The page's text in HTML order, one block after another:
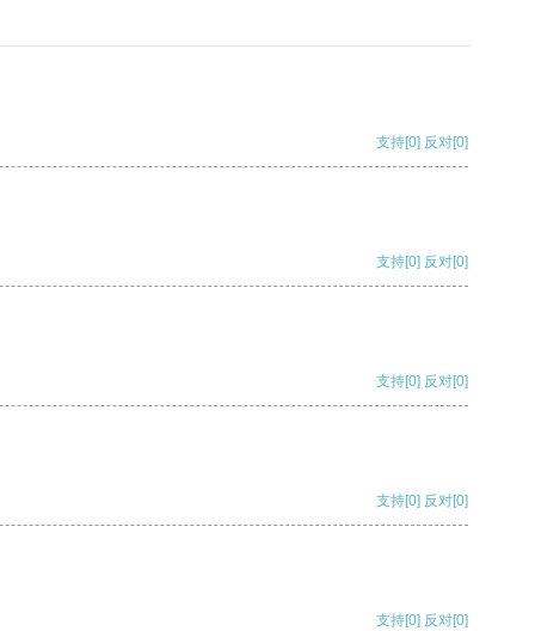
支持[0] 反对[0]
支持[0] 反对[0]
支持[0] 反对[0]
支持[0] 反对[0]
支持[0] 反对[0]